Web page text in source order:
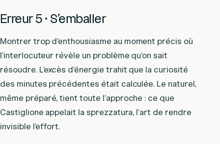
Erreur 5 · S’emballer
Montrer trop d’enthousiasme au moment précis où
l’interlocuteur révèle un problème qu’on sait
résoudre. L’excès d’énergie trahit que la curiosité
des minutes précédentes était calculée. Le naturel,
même préparé, tient toute l’approche : ce que
Castiglione appelait la sprezzatura, l’art de rendre
invisible l’effort.